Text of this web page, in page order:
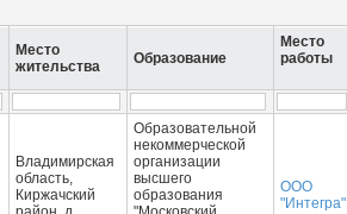
Место
жительства
Образование
Место
работы
Владимирская
область,
Киржачский
Образовательной
некоммерческой
организации
высшего
образования
ООО
"Интегра"